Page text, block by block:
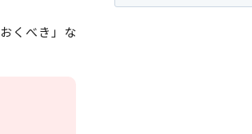
くべき」な